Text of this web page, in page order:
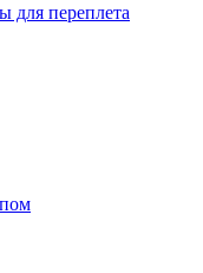
для переплета